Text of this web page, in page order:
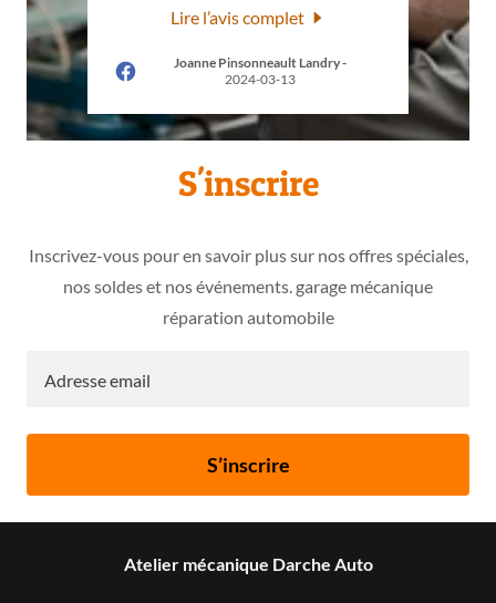
Lire l’avis complet
Joanne Pinsonneault Landry-
2024-03-13
S'inscrire
Inscrivez-vous pour en savoir plus sur nos offres spéciales,
nos soldes et nos événements. garage mécanique
réparation automobile
Adresse email
S’inscrire
Atelier mécanique Darche Auto